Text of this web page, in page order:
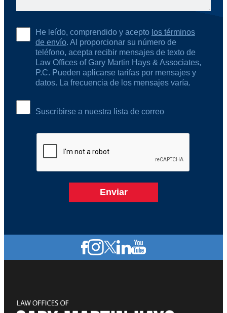
He leído, comprendido y acepto los términos
de envío. Al proporcionar su número de
teléfono, acepta recibir mensajes de texto de
Law Offices of Gary Martin Hays & Associates,
P.C. Pueden aplicarse tarifas por mensajes y
datos. La frecuencia de los mensajes varía.
Suscribirse a nuestra lista de correo